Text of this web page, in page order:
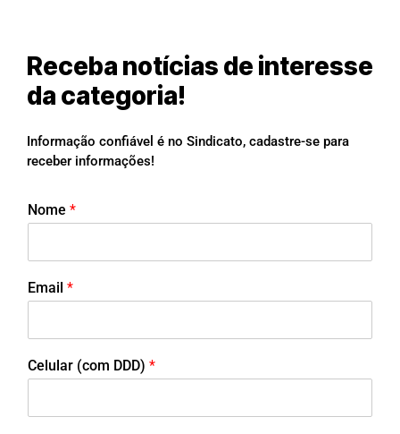
Receba notícias de interesse
da categoria!
Informação confiável é no Sindicato, cadastre-se para
receber informações!
Nome *
Email *
Celular (com DDD) *